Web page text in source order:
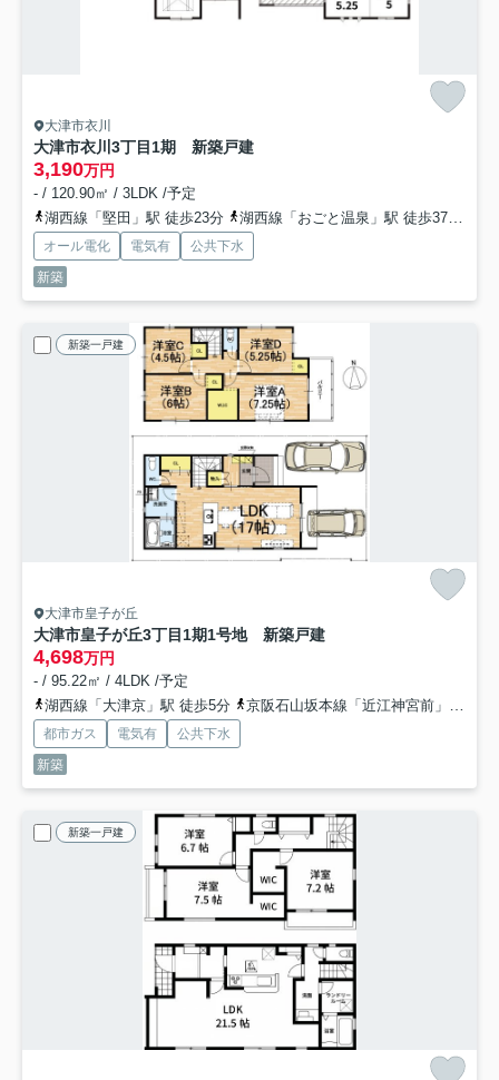
大津市衣川
大津市衣川3丁目1期 新築戸建
3,190万円
- / 120.90㎡ / 3LDK /予定
湖西線「堅田」駅 徒歩23分
湖西線「おごと温泉」駅 徒歩37分
オール電化 電気有
公共下水
新築
新築一戸建
大津市皇子が丘
大津市皇子が丘3丁目1期1号地 新築戸建
4,698万円
- / 95.22㎡ / 4LDK /予定
湖西線「大津京」駅 徒歩5分
京阪石山坂本線「近江神宮前」駅 徒歩14分
都市ガス 電気有
公共下水
新築
新築一戸建